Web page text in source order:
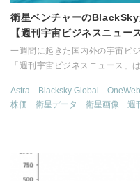
衛星ベンチャーの
【週刊宇宙ビジネスニュー
一週間に起きた国内外の宇宙ビ
「週刊宇宙ビジネスニュース」
Astra Blacksky Global OneWeb
株価
衛星データ 衛星画像 週